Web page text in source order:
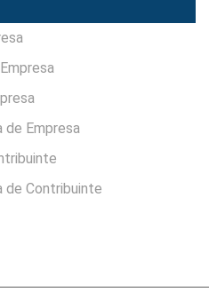
de Empresa
de Contribuinte